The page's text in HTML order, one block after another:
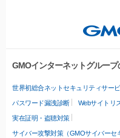
GMOインターネットグルー
世界初総合ネットセキュリティサー
パスワード漏洩診断 Webサイトリ
実在証明・盗聴対策
サイバー攻撃対策（GMOサイバーセ